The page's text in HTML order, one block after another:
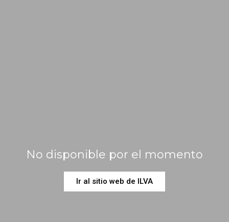
No disponible por el momento
Ir al sitio web de ILVA